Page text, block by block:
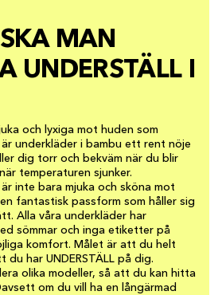
MAN
UNDERSTÄLL I
och lyxiga mot huden som
underkläder i bambu ett rent nöje
dig torr och bekväm när du blir
temperaturen sjunker.
inte bara mjuka och sköna mot
fantastisk passform som håller sig
Alla våra underkläder har
sömmar och inga etiketter på
komfort. Målet är att du helt
du har UNDERSTÄLL på dig.
olika modeller, så att du kan hitta
om du vill ha en långärmad